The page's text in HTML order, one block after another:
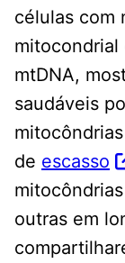
células com
mitocondrial
mtDNA,
saudáveis
de escasso
outras em